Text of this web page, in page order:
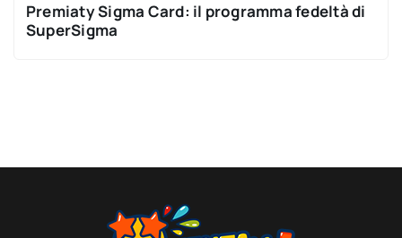
Premiaty Sigma Card: il programma fedeltà di
SuperSigma